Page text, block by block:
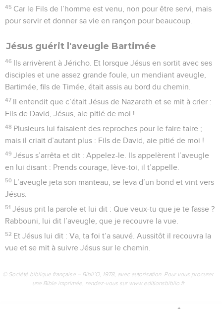
45 Car le Fils de l’homme est venu, non pour être servi, mais
pour servir et donner sa vie en rançon pour beaucoup.
Jésus guérit l'aveugle Bartimée
46 Ils arrivèrent à Jéricho. Et lorsque Jésus en sortit avec ses
disciples et une assez grande foule, un mendiant aveugle,
Bartimée, fils de Timée, était assis au bord du chemin.
47 Il entendit que c’était Jésus de Nazareth et se mit à crier :
Fils de David, Jésus, aie pitié de moi !
48 Plusieurs lui faisaient des reproches pour le faire taire ;
mais il criait d’autant plus : Fils de David, aie pitié de moi !
49 Jésus s’arrêta et dit : Appelez-le. Ils appelèrent l’aveugle
en lui disant : Prends courage, lève-toi, il t’appelle.
50 L’aveugle jeta son manteau, se leva d’un bond et vint vers
Jésus.
51 Jésus prit la parole et lui dit : Que veux-tu que je te fasse ?
Rabbouni, lui dit l’aveugle, que je recouvre la vue.
52 Et Jésus lui dit : Va, ta foi t’a sauvé. Aussitôt il recouvra la
vue et se mit à suivre Jésus sur le chemin.
© Société biblique française – Bibli’O, 1978, avec autorisation. Pour vous procurer
une Bible imprimée, rendez-vous sur www.editionsbiblio.fr